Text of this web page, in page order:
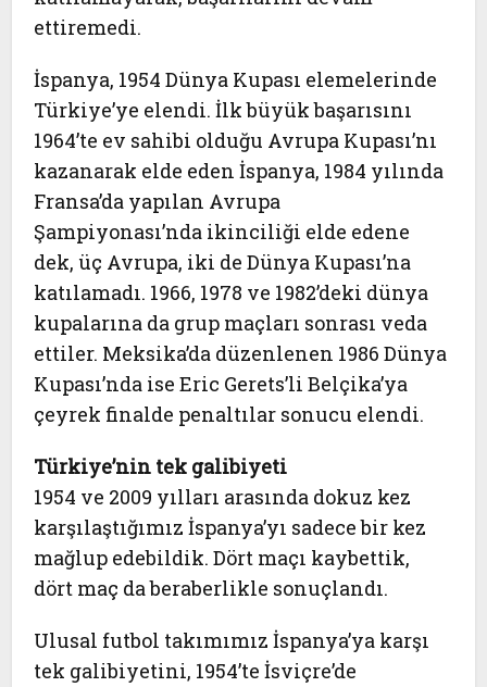
ettiremedi.
İspanya, 1954 Dünya Kupası elemelerinde
Türkiye’ye elendi. İlk büyük başarısını
1964’te ev sahibi olduğu Avrupa Kupası’nı
kazanarak elde eden İspanya, 1984 yılında
Fransa’da yapılan Avrupa
Şampiyonası’nda ikinciliği elde edene
dek, üç Avrupa, iki de Dünya Kupası’na
katılamadı. 1966, 1978 ve 1982’deki dünya
kupalarına da grup maçları sonrası veda
ettiler. Meksika’da düzenlenen 1986 Dünya
Kupası’nda ise Eric Gerets’li Belçika’ya
çeyrek finalde penaltılar sonucu elendi.
Türkiye’nin tek galibiyeti
1954 ve 2009 yılları arasında dokuz kez
karşılaştığımız İspanya’yı sadece bir kez
mağlup edebildik. Dört maçı kaybettik,
dört maç da beraberlikle sonuçlandı.
Ulusal futbol takımımız İspanya’ya karşı
tek galibiyetini, 1954’te İsviçre’de